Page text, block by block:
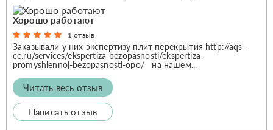
Хорошо работают
1 отзыв
Заказывали у них экспертизу плит перекрытия http://aqs-
cc.ru/services/ekspertiza-bezopasnosti/ekspertiza-
promyshlennoj-bezopasnosti-opo/ на нашем...
Читать весь отзыв
Написать отзыв